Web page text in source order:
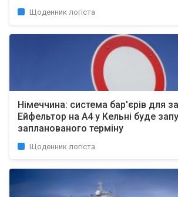
Щоденник логіста
Німеччина: система бар'єрів для
Ейфельтор на A4 у Кельні буде
запланованого терміну
Щоденник логіста